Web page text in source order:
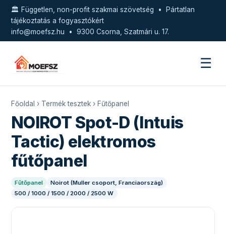
🏛️ Független, non-profit szakmai szövetség • Pártatlan
tájékoztatás a fogyasztókért
info@moefsz.hu • 9300 Csorna, Szatmári u. 17.
☰
Főoldal › Termék tesztek › Fűtőpanel
NOIROT Spot-D (Intuis
Tactic) elektromos
fűtőpanel
Fűtőpanel
Noirot (Muller csoport, Franciaország)
500 / 1000 / 1500 / 2000 / 2500 W